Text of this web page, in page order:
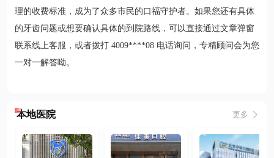
理的收费标准，成为了众多市民的口福守护者。如果您还有具体
的牙齿问题或想要确认具体的到院路线，可以直接通过文章弹窗
联系线上客服，或者拨打 4009****08 电话询问，专精顾问会为您
一对一解答呦。
本地医院 更多